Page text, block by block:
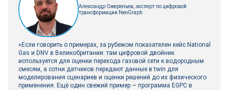
Александр Ожерельев, эксперт по цифровой
трансформации NeoGraph
«Если говорить о примерах, за рубежом показателен кейс National
Gas и DNV в Великобритании: там цифровой двойник
используется для оценки перехода газовой сети к водородным
смесям, а сотни датчиков передают данные в twin для
моделирования сценариев и оценки решений до их физического
применения. Ещё один свежий пример — программа EGPC в